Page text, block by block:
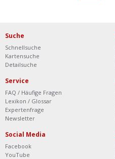
Suche
Schnellsuche
Kartensuche
Detailsuche
Service
FAQ / Häufige Fragen
Lexikon / Glossar
Expertenfrage
Newsletter
Social Media
Facebook
YouTube